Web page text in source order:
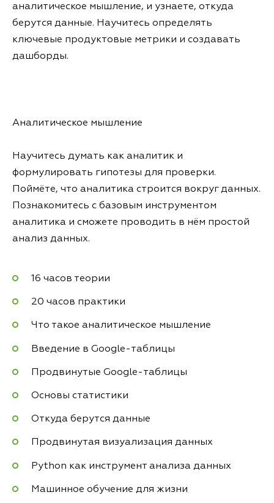
аналитическое мышление, и узнаете, откуда
берутся данные. Научитесь определять
ключевые продуктовые метрики и создавать
дашборды.
Аналитическое мышление
Научитесь думать как аналитик и
формулировать гипотезы для проверки.
Поймёте, что аналитика строится вокруг данных.
Познакомитесь с базовым инструментом
аналитика и сможете проводить в нём простой
анализ данных.
16 часов теории
20 часов практики
Что такое аналитическое мышление
Введение в Google-таблицы
Продвинутые Google-таблицы
Основы статистики
Откуда берутся данные
Продвинутая визуализация данных
Python как инструмент анализа данных
Машинное обучение для жизни